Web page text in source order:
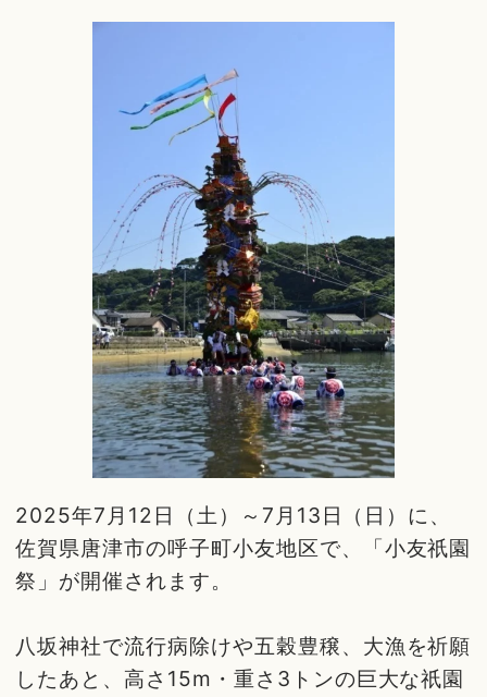
2025年7月12日（土）～7月13日（日）に、
佐賀県唐津市の呼子町小友地区で、「小友祇園
祭」が開催されます。
八坂神社で流行病除けや五穀豊穣、大漁を祈願
したあと、高さ15m・重さ3トンの巨大な祇園